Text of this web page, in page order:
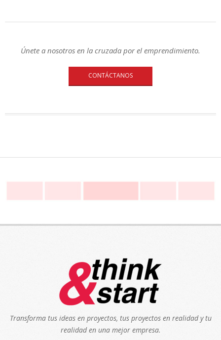
Únete a nosotros en la cruzada por el emprendimiento.
CONTÁCTANOS
Transforma tus ideas en proyectos, tus proyectos en realidad y tu
realidad en una mejor empresa.